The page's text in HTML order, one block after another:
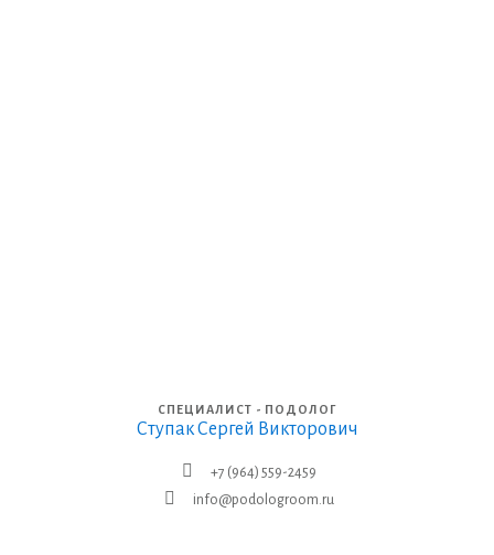
СПЕЦИАЛИСТ - ПОДОЛОГ
Ступак Сергей Викторович
+7 (964) 559-2459
info@podologroom.ru